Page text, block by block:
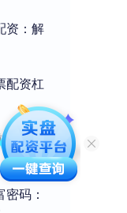
资：解
配资杠
风险指
码：